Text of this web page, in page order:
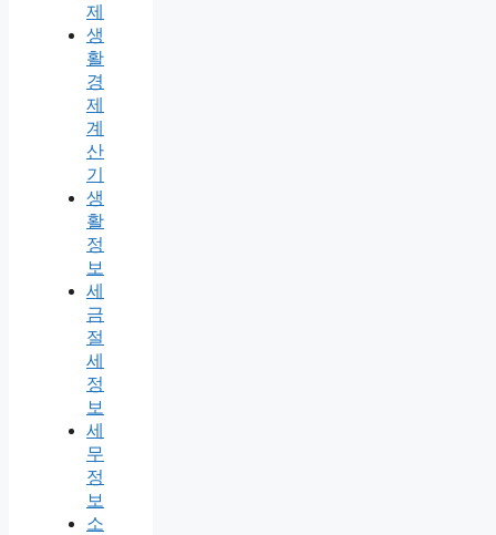
제
생
활
경
제
계
산
기
생
활
정
보
세
금
절
세
정
보
세
무
정
보
소